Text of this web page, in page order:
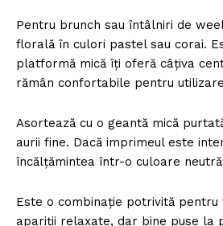
Pentru brunch sau întâlniri de
florală în culori pastel sau corai.
platformă mică îți oferă câțiva
rămân confortabile pentru
Asortează cu o geantă mică
aurii fine. Dacă imprimeul este
încălțămintea într-o culoare
Este o combinație potrivită
apariții relaxate, dar bine puse la